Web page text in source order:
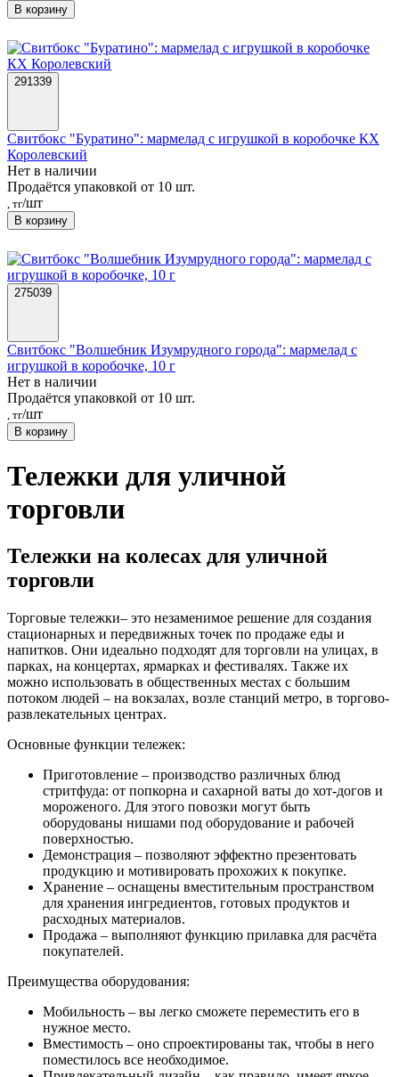
В корзину
291339
Свитбокс "Буратино": мармелад с игрушкой в коробочке КХ
Королевский
Нет в наличии
Продаётся упаковкой от 10 шт.
, тг/шт
В корзину
275039
Свитбокс "Волшебник Изумрудного города": мармелад с
игрушкой в коробочке, 10 г
Нет в наличии
Продаётся упаковкой от 10 шт.
, тг/шт
В корзину
Тележки для уличной
торговли
Тележки на колесах для уличной
торговли
Торговые тележки– это незаменимое решение для создания
стационарных и передвижных точек по продаже еды и
напитков. Они идеально подходят для торговли на улицах, в
парках, на концертах, ярмарках и фестивалях. Также их
можно использовать в общественных местах с большим
потоком людей – на вокзалах, возле станций метро, в торгово-
развлекательных центрах.
Основные функции тележек:
Приготовление – производство различных блюд
стритфуда: от попкорна и сахарной ваты до хот-догов и
мороженого. Для этого повозки могут быть
оборудованы нишами под оборудование и рабочей
поверхностью.
Демонстрация – позволяют эффектно презентовать
продукцию и мотивировать прохожих к покупке.
Хранение – оснащены вместительным пространством
для хранения ингредиентов, готовых продуктов и
расходных материалов.
Продажа – выполняют функцию прилавка для расчёта
покупателей.
Преимущества оборудования:
Мобильность – вы легко сможете переместить его в
нужное место.
Вместимость – оно спроектированы так, чтобы в него
поместилось все необходимое.